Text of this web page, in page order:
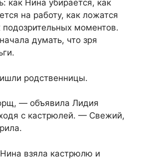
как Нина убирается, как
на работу, как ложатся
подозрительных моментов.
думать, что зря
родственницы.
— объявила Лидия
с кастрюлей. — Свежий,
взяла кастрюлю и